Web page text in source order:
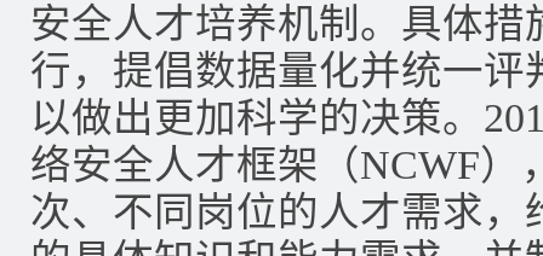
安全人才培养机制。具体
行，提倡数据量化并统一
以做出更加科学的决策。
络安全人才框架（NCWF）
次、不同岗位的人才需求，